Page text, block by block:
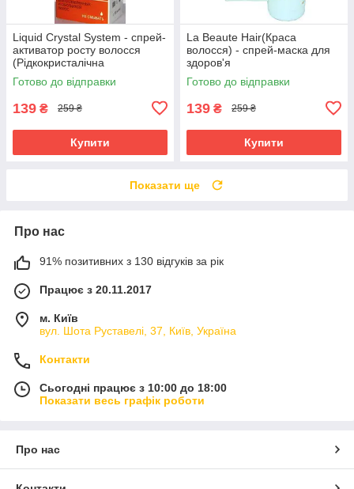
Liquid Crystal System - спрей-
активатор росту волосся
(Рідкокристалічна
система),ламінування і
нарощування
Готово до відправки
139 ₴ 259 ₴
Купити
La Beaute Hair(Краса
волосся) - спрей-маска для
здоров'я
волосся,стимулюється ріст,
зменшується ламкість
Готово до відправки
139 ₴ 259 ₴
Купити
Показати ще
Про нас
91% позитивних з 130 відгуків за рік
Працює з 20.11.2017
м. Київ
вул. Шота Руставелі, 37, Київ, Україна
Контакти
Сьогодні працює з 10:00 до 18:00
Показати весь графік роботи
Про нас